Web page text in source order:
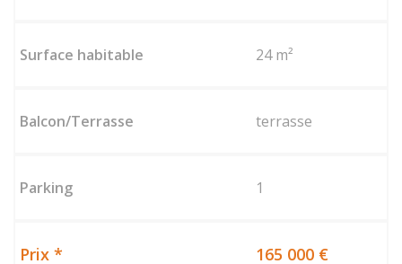
24 m²
terrasse
1
165 000 €